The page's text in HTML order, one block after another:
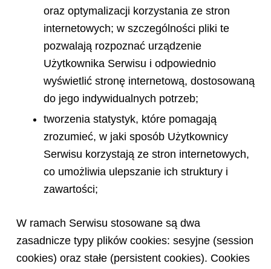
oraz optymalizacji korzystania ze stron
internetowych; w szczególności pliki te
pozwalają rozpoznać urządzenie
Użytkownika Serwisu i odpowiednio
wyświetlić stronę internetową, dostosowaną
do jego indywidualnych potrzeb;
tworzenia statystyk, które pomagają
zrozumieć, w jaki sposób Użytkownicy
Serwisu korzystają ze stron internetowych,
co umożliwia ulepszanie ich struktury i
zawartości;
W ramach Serwisu stosowane są dwa
zasadnicze typy plików cookies: sesyjne (session
cookies) oraz stałe (persistent cookies). Cookies